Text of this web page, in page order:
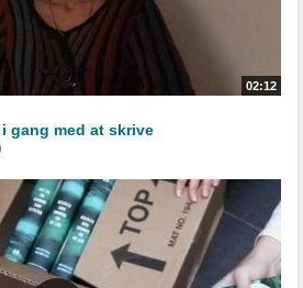
02:12
gang med at skrive